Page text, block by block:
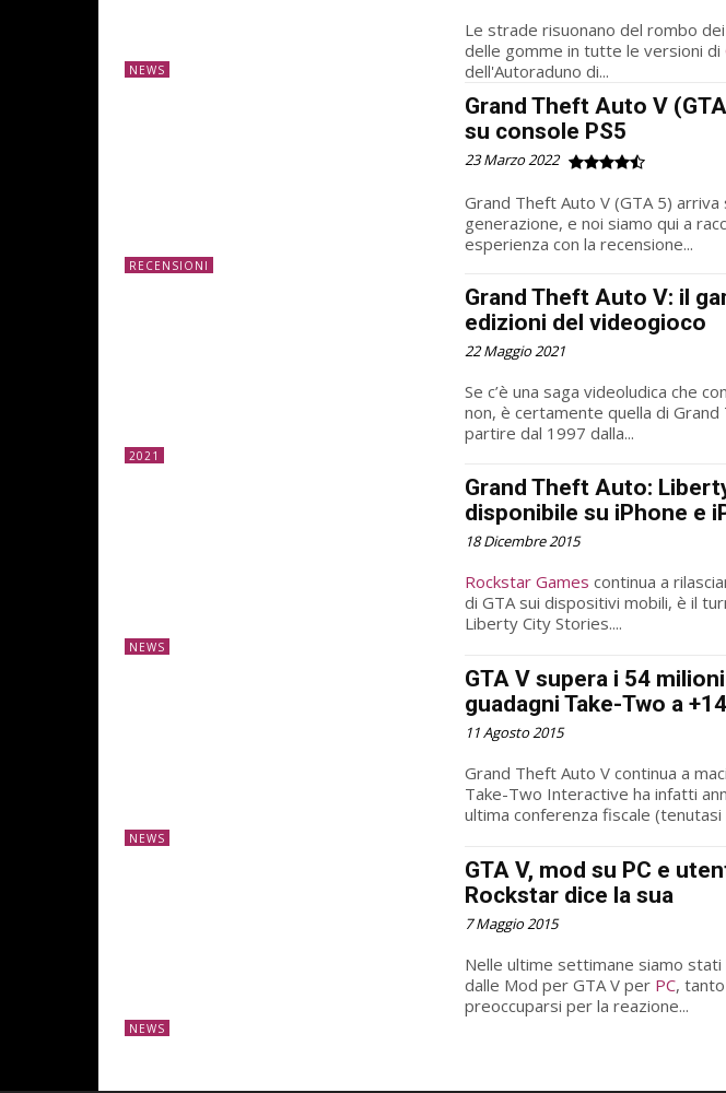
NEWS
Le strade risuonano del rombo
delle gomme in tutte le versioni di
dell'Autoraduno di...
RECENSIONI
Grand Theft Auto V
su console PS5
23 Marzo 2022
Grand Theft Auto V (GTA 5) arriva
generazione, e noi siamo qui a
esperienza con la recensione...
2021
Grand Theft Auto V: il
edizioni del videogioco
22 Maggio 2021
Se c’è una saga videoludica che
non, è certamente quella di Grand
partire dal 1997 dalla...
NEWS
Grand Theft Auto:
disponibile su iPhone e
18 Dicembre 2015
Rockstar Games continua a
di GTA sui dispositivi mobili, è il
Liberty City Stories....
NEWS
GTA V supera i 54
guadagni Take-Two a
11 Agosto 2015
Grand Theft Auto V continua a
Take-Two Interactive ha infatti
ultima conferenza fiscale (tenutasi
NEWS
GTA V, mod su PC e
Rockstar dice la sua
7 Maggio 2015
Nelle ultime settimane siamo
dalle Mod per GTA V per PC,
preoccuparsi per la reazione...